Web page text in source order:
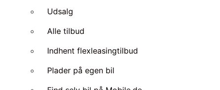
Udsalg
Alle tilbud
Indhent flexleasingtilbud
Plader på egen bil